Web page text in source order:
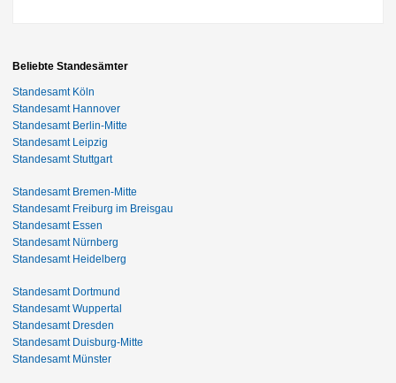
Beliebte Standesämter
Standesamt Köln
Standesamt Hannover
Standesamt Berlin-Mitte
Standesamt Leipzig
Standesamt Stuttgart
Standesamt Bremen-Mitte
Standesamt Freiburg im Breisgau
Standesamt Essen
Standesamt Nürnberg
Standesamt Heidelberg
Standesamt Dortmund
Standesamt Wuppertal
Standesamt Dresden
Standesamt Duisburg-Mitte
Standesamt Münster